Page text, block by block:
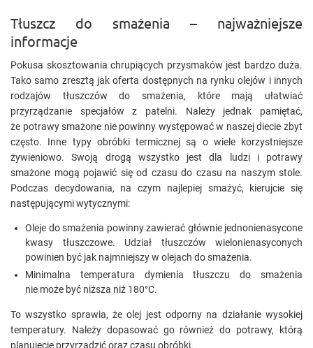
Tłuszcz do smażenia – najważniejsze
informacje
Pokusa skosztowania chrupiących przysmaków jest bardzo duża.
Tako samo zresztą jak oferta dostępnych na rynku olejów i innych
rodzajów tłuszczów do smażenia, które mają ułatwiać
przyrządzanie specjałów z patelni. Należy jednak pamiętać,
że potrawy smażone nie powinny występować w naszej diecie zbyt
często. Inne typy obróbki termicznej są o wiele korzystniejsze
żywieniowo. Swoją drogą wszystko jest dla ludzi i potrawy
smażone mogą pojawić się od czasu do czasu na naszym stole.
Podczas decydowania, na czym najlepiej smażyć, kierujcie się
następującymi wytycznymi:
Oleje do smażenia powinny zawierać głównie jednonienasycone
kwasy tłuszczowe. Udział tłuszczów wielonienasyconych
powinien być jak najmniejszy w olejach do smażenia.
Minimalna temperatura dymienia tłuszczu do smażenia
nie może być niższa niż 180°C.
To wszystko sprawia, że olej jest odporny na działanie wysokiej
temperatury. Należy dopasować go również do potrawy, którą
planujecie przyrządzić oraz czasu obróbki.